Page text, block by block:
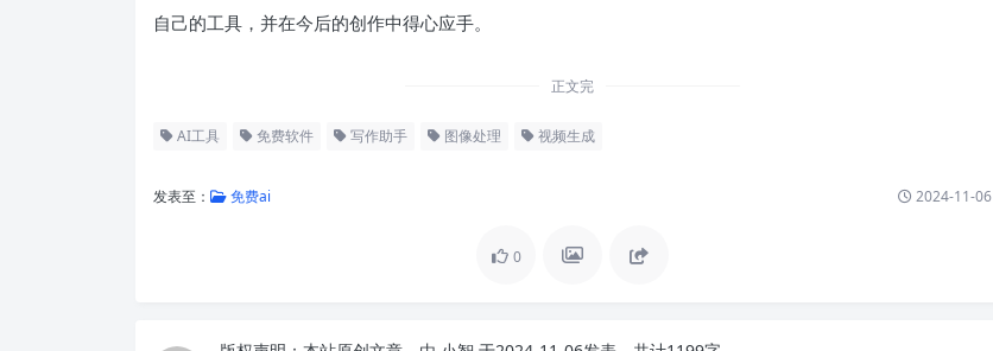
自己的工具，并在今后的创作中得心应手。
正文完
AI工具 免费软件 写作助手 图像处理 视频生成
发表至： 免费ai 2024-11-06
0